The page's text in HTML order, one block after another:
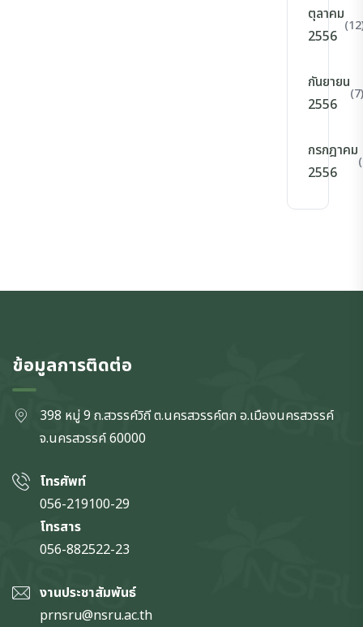
ตุลาคม
2556
กันยายน
2556
(7)
กรกฎาคม
2556
ข้อมูลการติดต่อ
398 หมู่ 9 ถ.สวรรค์วิถี ต.นครสวรรค์ตก อ.เมืองนครสวรรค์
จ.นครสวรรค์60000
โทรศัพท์
056-219100-29
โทรสาร
056-882522-23
งานประชาสัมพันธ์
prnsru@nsru.ac.th